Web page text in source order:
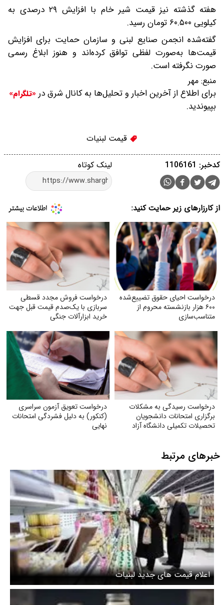
هفته گذشته نیز قیمت شیر خام با افزایش ۲۹ درصدی به
کیلویی ۶۰.۵۰۰ تومان رسید.
گفته‌شده انجمن صنایع لبنی و سازمان حمایت برای افزایش
قیمت‌ها به‌صورت لفظی توافق کرده‌اند و هنوز ابلاغ رسمی
صورت نگرفته است.
منبع: مهر
برای اطلاع از آخرین اخبار و تحلیل‌ها به کانال شرق در «تلگرام»
بپیوندید.
قیمت لبنیات
لینک کوتاه کدخبر: 1106161
از کارزارهای زیر حمایت کنید:
درخواست احیای حقوق تضییع‌شده
۶۰۰ هزار بازنشسته محروم از
متناسب‌سازی
درخواست فروش مجدد قسطی
سربازی با یک‌صدم قیمت قبل جهت
خرید ابزارآلات جنگی
درخواست رسیدگی به مشکلات
برگزاری امتحانات دانشجویان
تحصیلات تکمیلی دانشگاه آزاد
درخواست تعویق آزمون سراسری
(کنکور) به دلیل فشردگی امتحانات
نهایی
خبرهای مرتبط
اعلام قیمت های جدید لبنیات